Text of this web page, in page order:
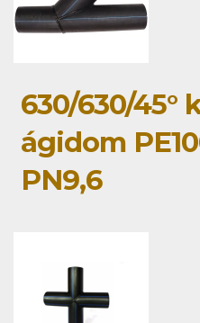
630/630/45°
ágidom
PN9,6